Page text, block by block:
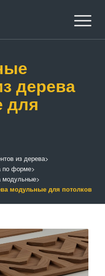
дерева
для
из дерева>
по форме>
модульные>
модульные для потолков